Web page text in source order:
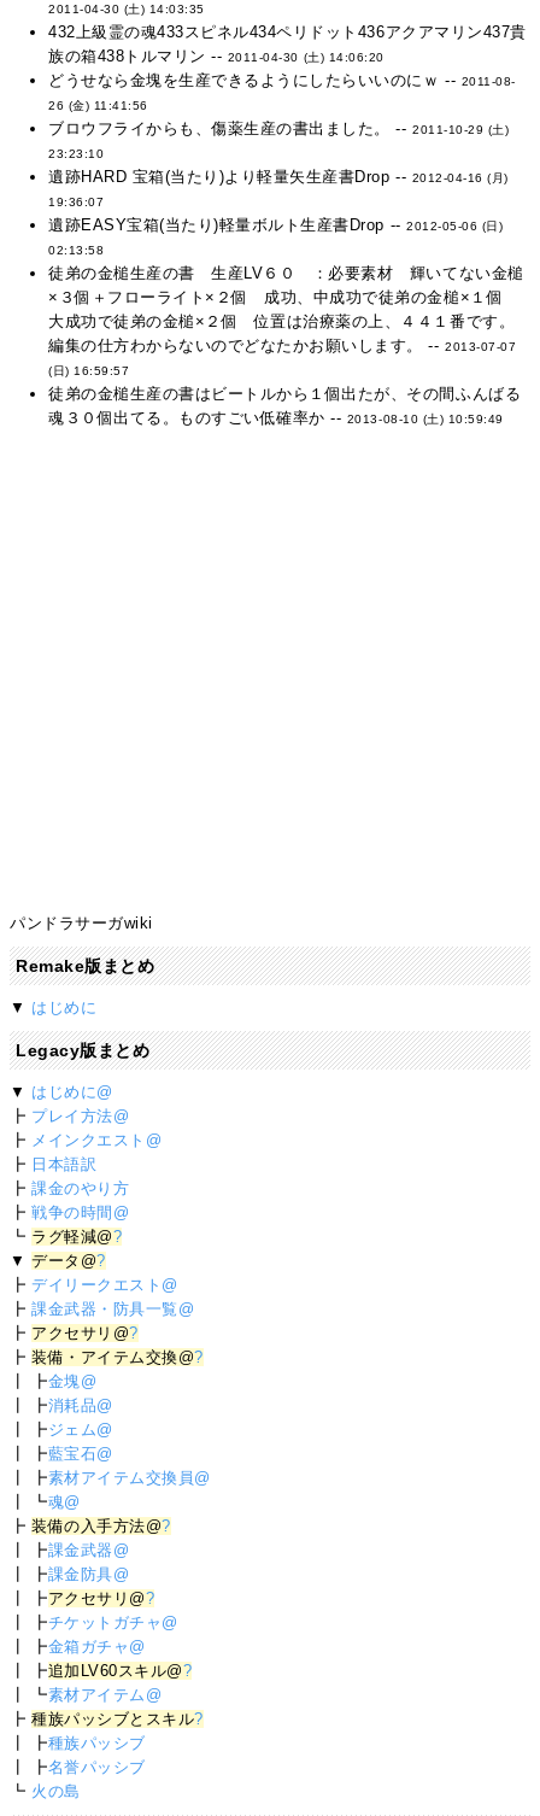
2011-04-30 (土) 14:03:35
432上級霊の魂433スピネル434ペリドット436アクアマリン437貴
族の箱438トルマリン -- 2011-04-30 (土) 14:06:20
どうせなら金塊を生産できるようにしたらいいのにｗ -- 2011-08-
26 (金) 11:41:56
ブロウフライからも、傷薬生産の書出ました。 -- 2011-10-29 (土)
23:23:10
遺跡HARD 宝箱(当たり)より軽量矢生産書Drop -- 2012-04-16 (月)
19:36:07
遺跡EASY宝箱(当たり)軽量ボルト生産書Drop --2012-05-06 (日)
02:13:58
徒弟の金槌生産の書 生産LV６０ ：必要素材 輝いてない金槌
×３個＋フローライト×２個 成功、中成功で徒弟の金槌×１個
大成功で徒弟の金槌×２個 位置は治療薬の上、４４１番です。
編集の仕方わからないのでどなたかお願いします。 --2013-07-07
(日) 16:59:57
徒弟の金槌生産の書はビートルから１個出たが、その間ふんばる
魂３０個出てる。ものすごい低確率か -- 2013-08-10 (土) 10:59:49
パンドラサーガwiki
Remake版まとめ
▼ はじめに
Legacy版まとめ
▼ はじめに@
┣ プレイ方法@
┣ メインクエスト@
┣ 日本語訳
┣課金のやり方
┣戦争の時間@
┗ ラグ軽減@?
▼データ@?
┣デイリークエスト@
┣課金武器・防具一覧@
┣ アクセサリ@?
┣装備・アイテム交換@?
┃ ┣金塊@
┃ ┣消耗品@
┃ ┣ジェム@
┃ ┣藍宝石@
┃ ┣素材アイテム交換員@
┃ ┗魂@
┣装備の入手方法@?
┃ ┣課金武器@
┃ ┣課金防具@
┃ ┣アクセサリ@?
┃ ┣チケットガチャ@
┃ ┣金箱ガチャ@
┃ ┣追加LV60スキル@?
┃ ┗素材アイテム@
┣種族パッシブとスキル?
┃ ┣種族パッシブ
┃ ┣名誉パッシブ
┗ 火の島